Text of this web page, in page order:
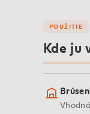
POUŽITIE
Kde ju